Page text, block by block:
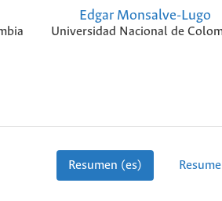
Edgar Monsalve-Lugo
Universidad Nacional de
Resumen (es)